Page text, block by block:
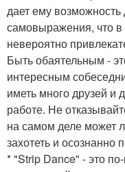
дает ему
самовыражения, что в
невероятно
Быть обаятельным -
интересным
иметь много друзей и
работе. Не
на самом деле может
захотеть и осознанно
* "Strip Dance" - это